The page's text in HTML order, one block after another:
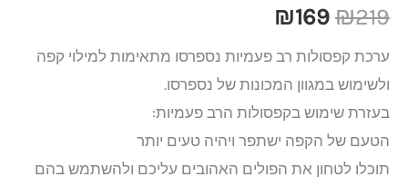
₪219
₪169
ערכת קפסולות רב פעמיות נספרסו מתאימות למילוי קפה
ולשימוש במגוון המכונות של נספרסו.
בעזרת שימוש בקפסולות הרב פעמיות:
הטעם של הקפה ישתפר ויהיה טעים יותר
תוכלו לטחון את הפולים האהובים עליכם ולהשתמש בהם